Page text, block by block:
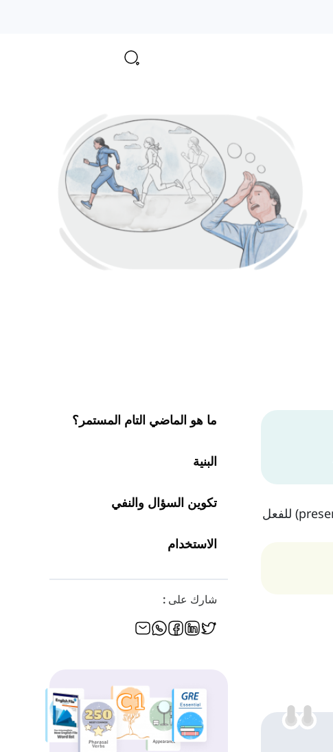
مع صيغة اسم الفاعل (present participle) للفعل
ما هو الماضي التام المستمر؟
البنية
تكوين السؤال والنفي
الاستخدام
شارك على :